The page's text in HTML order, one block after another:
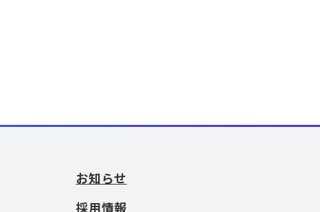
お知らせ
採用情報